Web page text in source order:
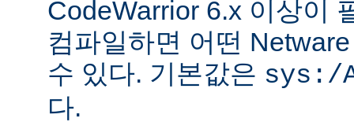
CodeWarrior 6.x 이상이
컴파일하면 어떤
수 있다. 기본값은 sys:/
다.